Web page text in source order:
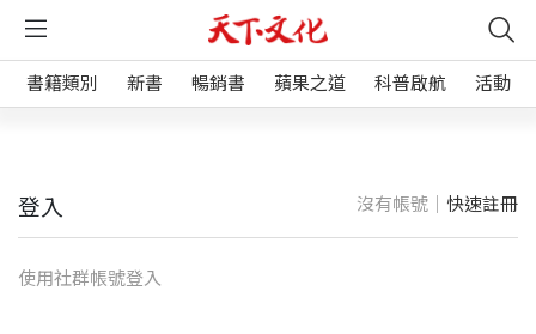
書籍類別 新書 暢銷書 蘋果之道 科普啟航 活動
登入 沒有帳號｜ 快速註冊
使⽤社群帳號登入